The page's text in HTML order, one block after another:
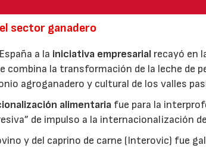
sector ganadero
a la iniciativa empresarial recayó en
combina la transformación de la leche de
agroganadero y cultural de los valles
alimentaria fue para la
de impulso a la internacionalización
y del caprino de carne (Interovic) fue